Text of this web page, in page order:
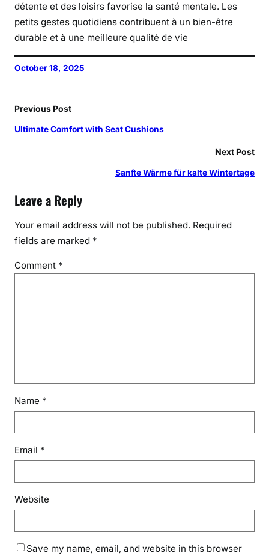
détente et des loisirs favorise la santé mentale. Les
petits gestes quotidiens contribuent à un bien-être
durable et à une meilleure qualité de vie
October 18, 2025
Previous Post
Ultimate Comfort with Seat Cushions
Next Post
Sanfte Wärme für kalte Wintertage
Leave a Reply
Your email address will not be published. Required
fields are marked *
Comment *
Name *
Email *
Website
Save my name, email, and website in this browser